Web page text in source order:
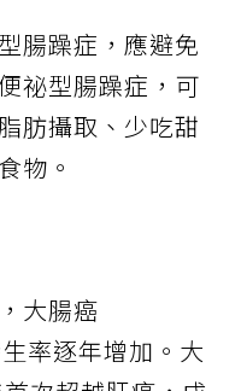
腸躁症，應避免
祕型腸躁症，可
肪攝取、少吃甜
物。
大腸癌
率逐年增加。大